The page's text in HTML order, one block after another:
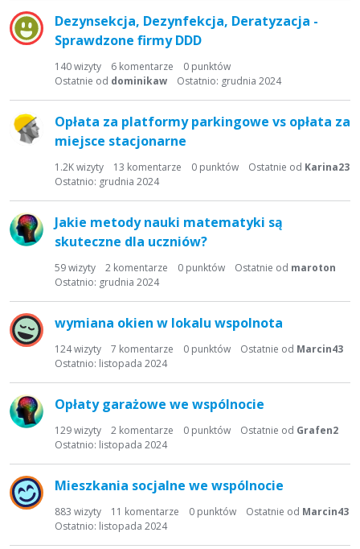
Dezynsekcja, Dezynfekcja, Deratyzacja -
Sprawdzone firmy DDD
140wizyty 6 komentarze 0 punktów
Ostatnie od dominikaw Ostatnio: grudnia 2024
Opłata za platformy parkingowe vs opłata za
miejsce stacjonarne
1.2Kwizyty 13 komentarze 0 punktów Ostatnie od Karina23
Ostatnio: grudnia 2024
Jakie metody nauki matematyki są
skuteczne dla uczniów?
59wizyty 2 komentarze 0 punktów Ostatnie od maroton
Ostatnio: grudnia 2024
wymiana okien w lokalu wspolnota
124wizyty 7 komentarze 0 punktów Ostatnie od Marcin43
Ostatnio: listopada 2024
Opłaty garażowe we wspólnocie
129wizyty 2 komentarze 0 punktów Ostatnie od Grafen2
Ostatnio: listopada 2024
Mieszkania socjalne we wspólnocie
883 wizyty 11 komentarze 0 punktów Ostatnie od Marcin43
Ostatnio: listopada 2024